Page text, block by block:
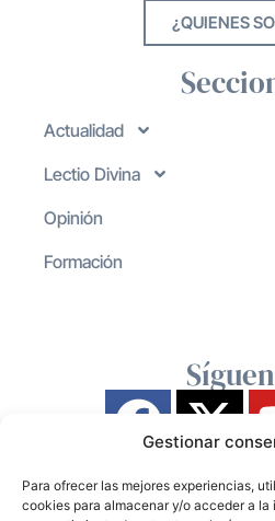
Gestionar
Para ofrecer las mejores experiencias,
cookies para almacenar y/o acceder a la
¿QUIENES
Actualidad
Lectio Divina
Opinión
Formación